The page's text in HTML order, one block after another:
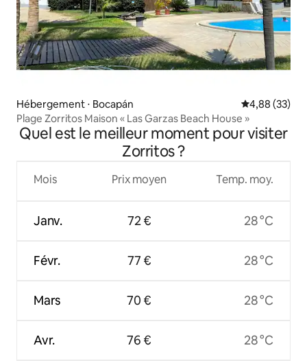
Hébergement ⋅ Bocapán Évaluation
4,88 (33)
Plage Zorritos Maison « Las Garzas Beach House »
Quel est le meilleur moment pour visiter
Zorritos ?
Mois
Janv.
Févr.
Mars
Avr.
Prix moyen
72 €
77 €
70 €
76 €
Temp. moy.
28 °C
28 °C
28 °C
28 °C